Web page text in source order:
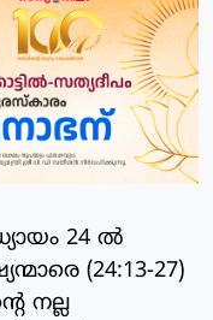
24 ല്‍
(24:13-27)
നല്ല